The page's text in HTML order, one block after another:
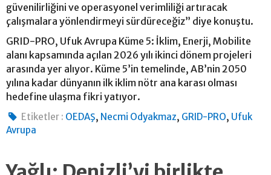
güvenilirliğini ve operasyonel verimliliği artıracak
çalışmalara yönlendirmeyi sürdüreceğiz” diye konuştu.
GRID-PRO, Ufuk Avrupa Küme 5: İklim, Enerji, Mobilite
alanı kapsamında açılan 2026 yılı ikinci dönem projeleri
arasında yer alıyor. Küme 5’in temelinde, AB’nin 2050
yılına kadar dünyanın ilk iklim nötr ana karası olması
hedefine ulaşma fikri yatıyor.
Etiketler : OEDAŞ, Necmi Odyakmaz, GRID-PRO, Ufuk
Avrupa